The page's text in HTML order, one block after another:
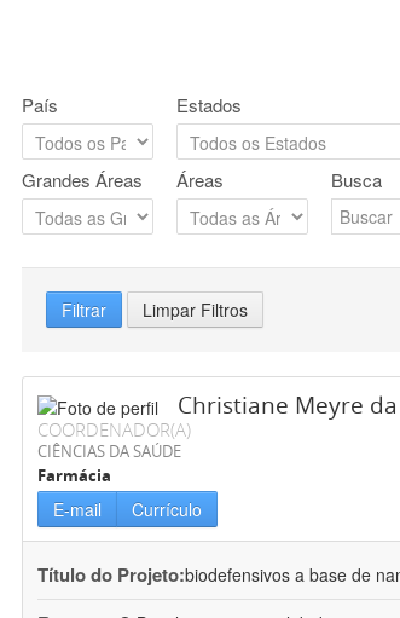
País Estados
Grandes Áreas Áreas Busca
Filtrar Limpar Filtros
Christiane Meyre
COORDENADOR(A)
CIÊNCIAS DA SAÚDE
Farmácia
E-mail Currículo
Título do Projeto:biodefensivos a base de